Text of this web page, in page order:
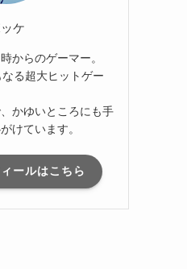
ケ
からのゲーマー。
る超大ヒットゲー
かゆいところにも手
けています。
ールはこちら